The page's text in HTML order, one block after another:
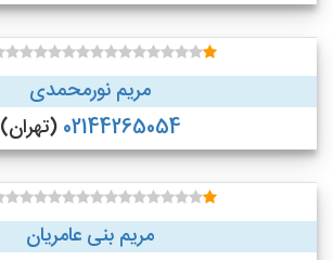
مریم نورمحمدی
02144265054 (تهران)
مریم بنی عامریان